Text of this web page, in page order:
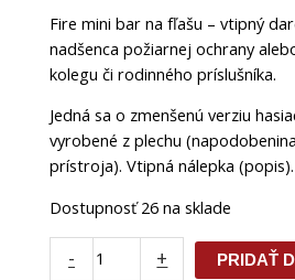
Fire mini bar na fľašu – vtipný
nadšenca požiarnej ochrany
kolegu či rodinného príslušníka.
Jedná sa o zmenšenú verziu
vyrobené z plechu
prístroja). Vtipná nálepka (popis).
Dostupnosť 26 na sklade
- + PRIDAŤ